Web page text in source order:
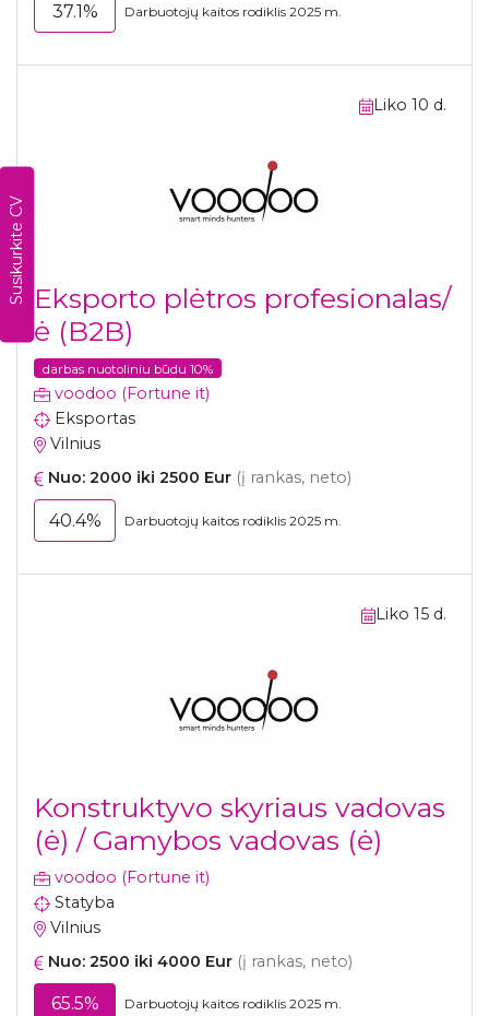
Susikurkite CV
37.1% Darbuotojų kaitos rodiklis 2025 m.
Liko 10 d.
Eksporto plėtros profesionalas/
ė (B2B)
darbas nuotoliniu būdu 10%
voodoo (Fortune it)
Eksportas
Vilnius
Nuo: 2000 iki 2500 Eur (į rankas, neto)
40.4% Darbuotojų kaitos rodiklis 2025 m.
Liko 15 d.
Konstruktyvo skyriaus vadovas
(ė) / Gamybos vadovas (ė)
voodoo (Fortune it)
Statyba
Vilnius
Nuo: 2500 iki 4000 Eur (į rankas, neto)
65.5% Darbuotojų kaitos rodiklis 2025 m.